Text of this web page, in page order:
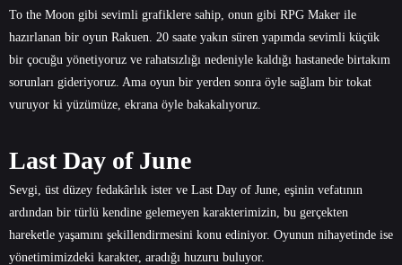
To the Moon gibi sevimli grafiklere sahip, onun gibi RPG Maker ile
hazırlanan bir oyun Rakuen. 20 saate yakın süren yapımda sevimli küçük
bir çocuğu yönetiyoruz ve rahatsızlığı nedeniyle kaldığı hastanede birtakım
sorunları gideriyoruz. Ama oyun bir yerden sonra öyle sağlam bir tokat
vuruyor ki yüzümüze, ekrana öyle bakakalıyoruz.
Last Day of June
Sevgi, üst düzey fedakârlık ister ve Last Day of June, eşinin vefatının
ardından bir türlü kendine gelemeyen karakterimizin, bu gerçekten
hareketle yaşamını şekillendirmesini konu ediniyor. Oyunun nihayetinde ise
yönetimimizdeki karakter, aradığı huzuru buluyor.